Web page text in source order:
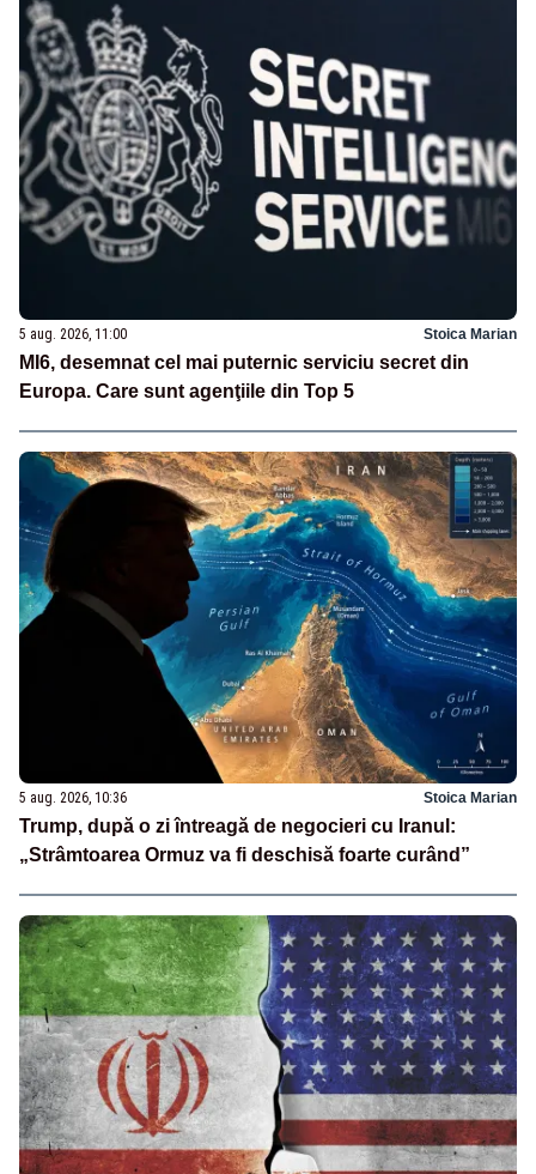
5 aug. 2026, 11:00 Stoica Marian
MI6, desemnat cel mai puternic serviciu secret din
Europa. Care sunt agenţiile din Top 5
5 aug. 2026, 10:36 Stoica Marian
Trump, după o zi întreagă de negocieri cu Iranul:
„Strâmtoarea Ormuz va fi deschisă foarte curând”